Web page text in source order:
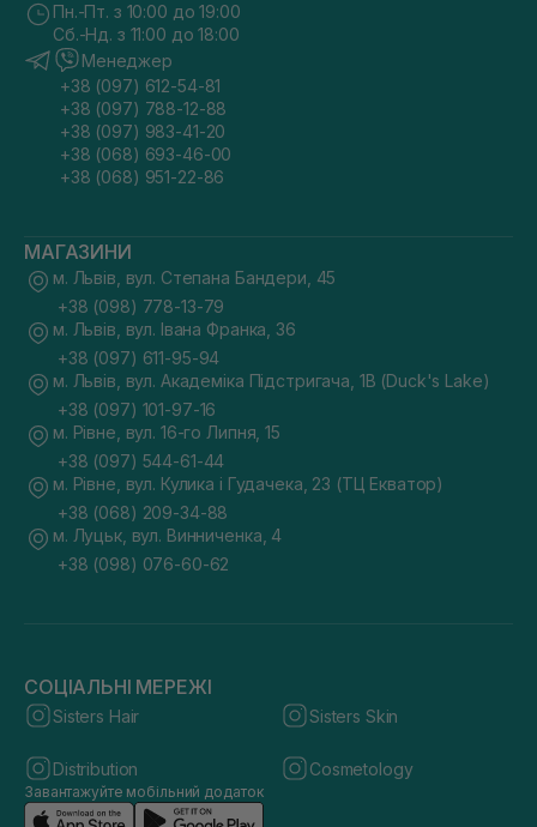
Пн.-Пт. з 10:00 до 19:00
Сб.-Нд. з 11:00 до 18:00
Менеджер
+38 (097) 612-54-81
+38 (097) 788-12-88
+38 (097) 983-41-20
+38 (068) 693-46-00
+38 (068) 951-22-86
МАГАЗИНИ
м. Львів, вул. Степана Бандери, 45
+38 (098) 778-13-79
м. Львів, вул. Івана Франка, 36
+38 (097) 611-95-94
м. Львів, вул. Академіка Підстригача, 1В (Duck's Lake)
+38 (097) 101-97-16
м. Рівне, вул. 16-го Липня, 15
+38 (097) 544-61-44
м. Рівне, вул. Кулика і Гудачека, 23 (ТЦ Екватор)
+38 (068) 209-34-88
м. Луцьк, вул. Винниченка, 4
+38 (098) 076-60-62
СОЦІАЛЬНІ МЕРЕЖІ
Sisters Hair Sisters Skin
Distribution Cosmetology
Завантажуйте мобільний додаток